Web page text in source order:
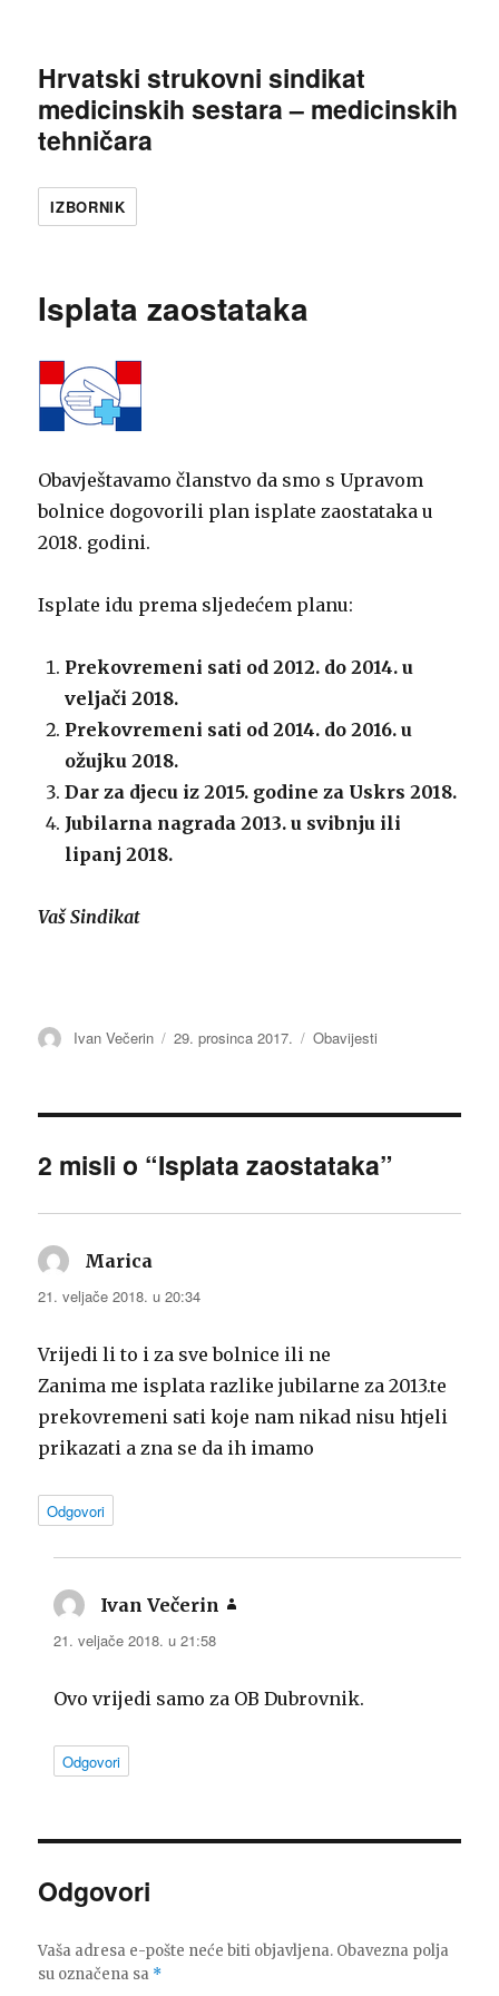
Hrvatski strukovni sindikat
medicinskih sestara – medicinskih
tehničara
IZBORNIK
Isplata zaostataka
Obavještavamo članstvo da smo s Upravom
bolnice dogovorili plan isplate zaostataka u
2018. godini.
Isplate idu prema sljedećem planu:
Prekovremeni sati od 2012. do 2014. u
veljači 2018.
Prekovremeni sati od 2014. do 2016. u
ožujku 2018.
Dar za djecu iz 2015. godine za Uskrs 2018.
Jubilarna nagrada 2013. u svibnju ili
lipanj 2018.
Vaš Sindikat
Autor
Ivan Večerin
Objavljeno
29. prosinca 2017. Kategorije
Obavijesti
2 misli o “Isplata zaostataka”
Marica
21. veljače 2018. u 20:34
Vrijedi li to i za sve bolnice ili ne
Zanima me isplata razlike jubilarne za 2013.te
prekovremeni sati koje nam nikad nisu htjeli
prikazati a zna se da ih imamo
Odgovori
Ivan Večerin
21. veljače 2018. u 21:58
Ovo vrijedi samo za OB Dubrovnik.
Odgovori
Odgovori
Vaša adresa e-pošte neće biti objavljena. Obavezna polja
su označena sa *